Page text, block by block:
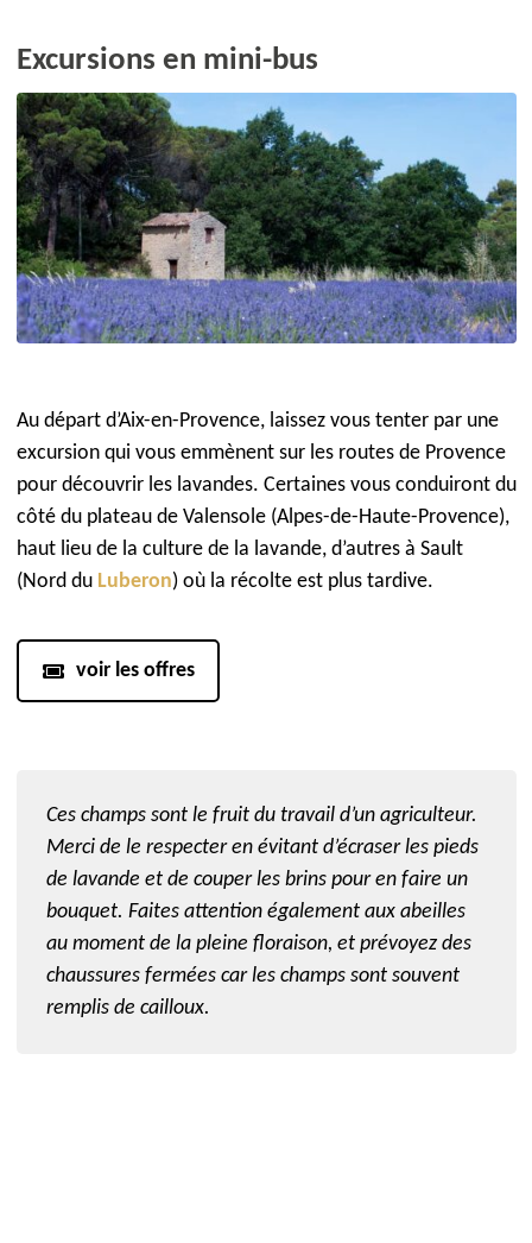
Excursions en mini-bus
Au départ d’Aix-en-Provence, laissez vous tenter par une
excursion qui vous emmènent sur les routes de Provence
pour découvrir les lavandes. Certaines vous conduiront du
côté du plateau de Valensole (Alpes-de-Haute-Provence),
haut lieu de la culture de la lavande, d’autres à Sault
(Nord du Luberon) où la récolte est plus tardive.
voir les offres
Ces champs sont le fruit du travail d’un agriculteur.
Merci de le respecter en évitant d’écraser les pieds
de lavande et de couper les brins pour en faire un
bouquet. Faites attention également aux abeilles
au moment de la pleine floraison, et prévoyez des
chaussures fermées car les champs sont souvent
remplis de cailloux.